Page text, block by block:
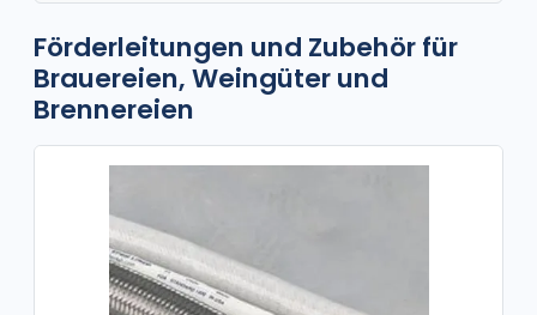
Förderleitungen und Zubehör für
Brauereien, Weingüter und
Brennereien